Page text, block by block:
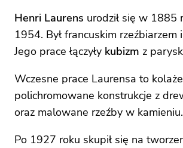
Henri Laurens urodził się w 1885
1954. Był francuskim rzeźbiarzem
Jego prace łączyły kubizm z
Wczesne prace Laurensa to
polichromowane konstrukcje z
oraz malowane rzeźby w kamieniu.
Po 1927 roku skupił się na